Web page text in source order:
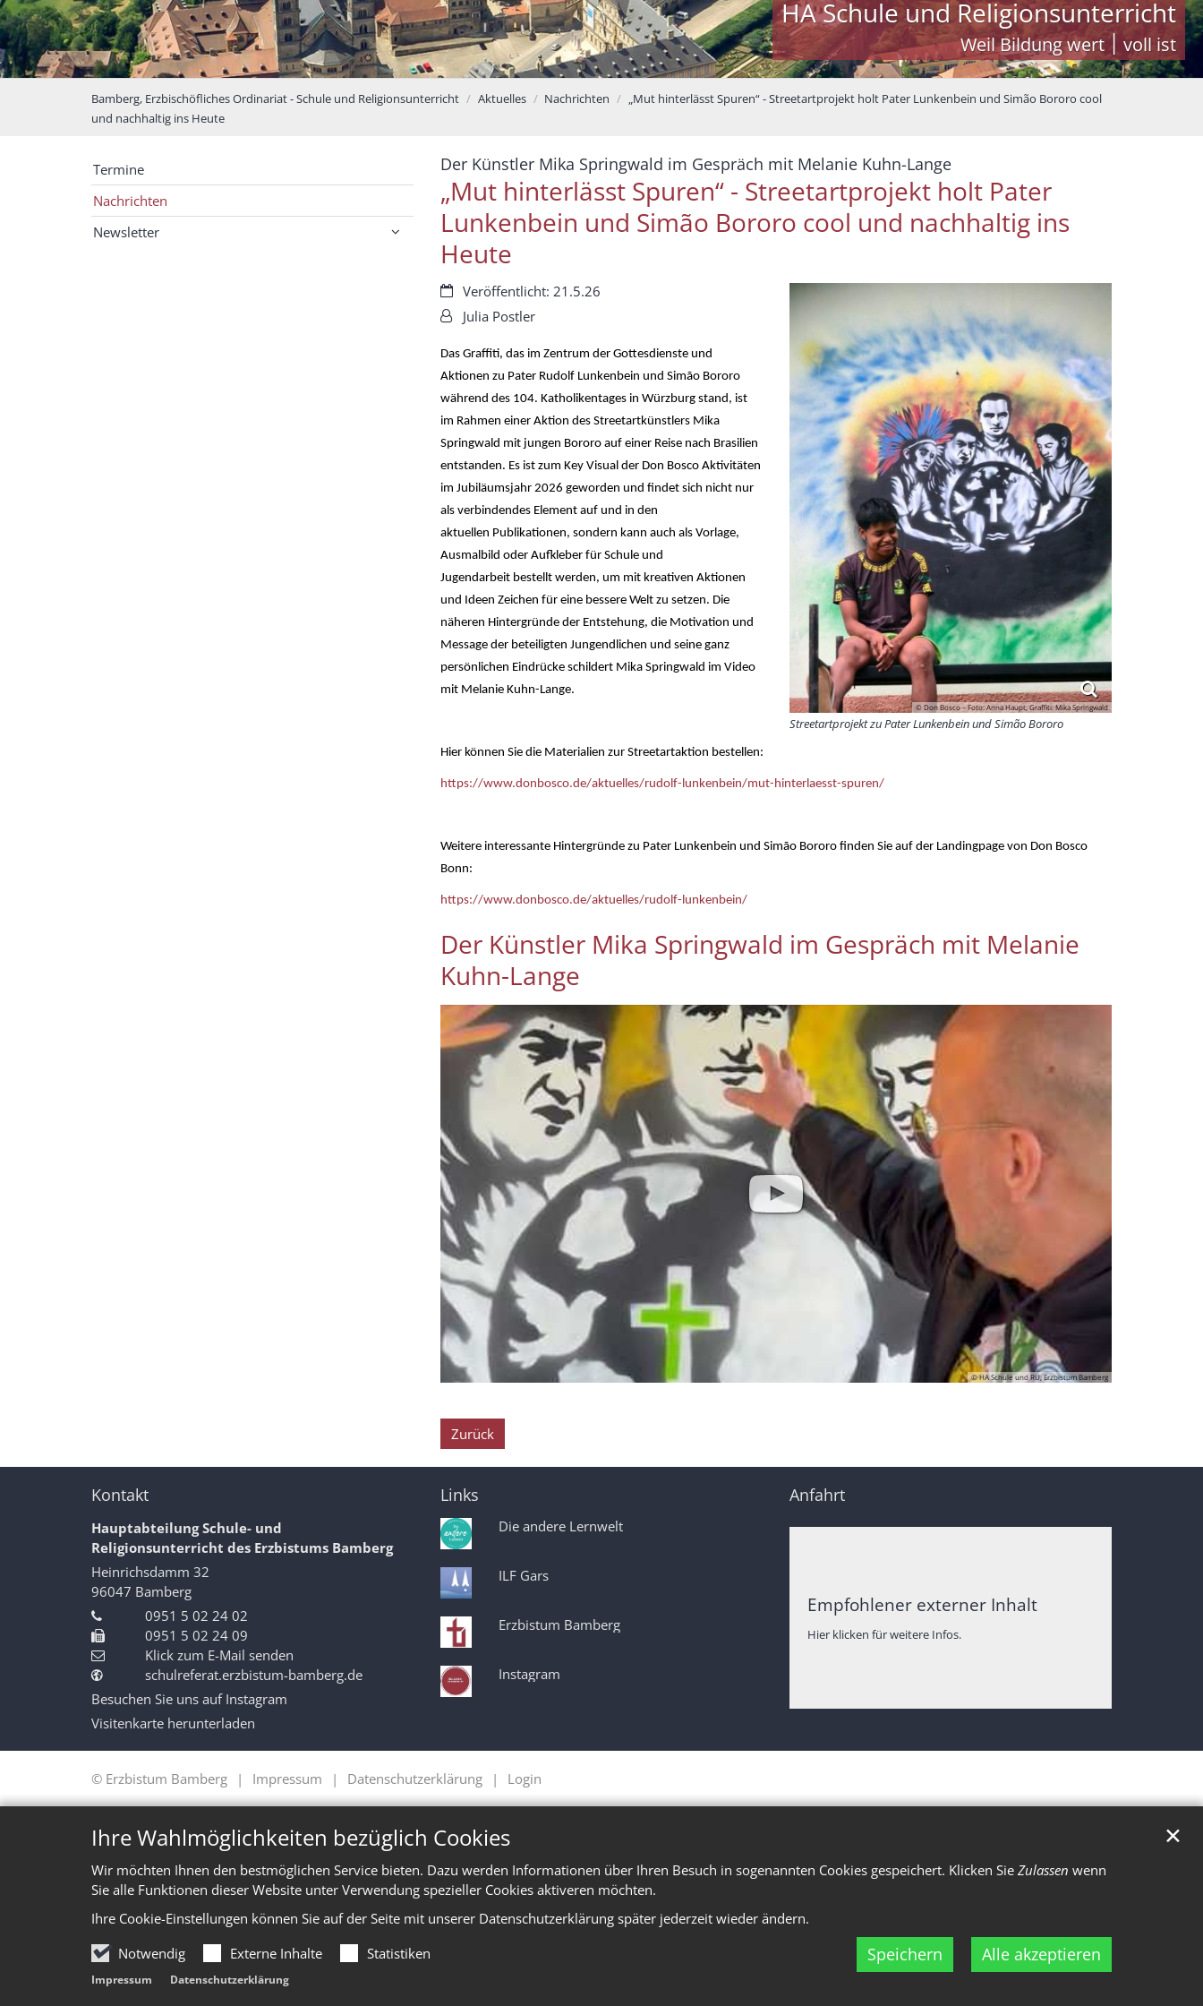
Ihre Wahlmöglichkeiten bezüglich Cookies
Wir möchten Ihnen den bestmöglichen Service bieten. Dazu werden Informationen über Ihren Besuch in sogenannten Cookies gespeichert. Klicken Sie Zulassen wenn
Sie alle Funktionen dieser Website unter Verwendung spezieller Cookies aktiveren möchten.
Ihre Cookie-Einstellungen können Sie auf der Seite mit unserer Datenschutzerklärung später jederzeit wieder ändern.
Notwendig
Externe Inhalte Statistiken Speichern Alle akzeptieren
✕
Impressum Datenschutzerklärung
HA Schule und Religionsunterricht
Weil Bildung wert ׀ voll ist
Bamberg, Erzbischöfliches Ordinariat - Schule und Religionsunterricht Aktuelles Nachrichten
„Mut hinterlässt Spuren“ - Streetartprojekt holt Pater Lunkenbein und Simão Bororo cool
und nachhaltig ins Heute
Der Künstler Mika Springwald im Gespräch mit Melanie Kuhn-Lange:
„Mut hinterlässt Spuren“ - Streetartprojekt holt Pater
Lunkenbein und Simão Bororo cool und nachhaltig ins
Heute
© Don Bosco – Foto: Anna Haupt, Graffiti: Mika Springwald
Streetartprojekt zu Pater Lunkenbein und Simão Bororo
Datum:Veröffentlicht: 21.5.26
Von:Julia Postler
Das Graffiti, das im Zentrum der Gottesdienste und
Aktionen zu Pater Rudolf Lunkenbein und Simão Bororo
während des 104. Katholikentages in Würzburg stand, ist
im Rahmen einer Aktion des Streetartkünstlers Mika
Springwald mit jungen Bororo auf einer Reise nach Brasilien
entstanden. Es ist zum Key Visual der Don Bosco Aktivitäten
im Jubiläumsjahr 2026 geworden und findet sich nicht nur
als verbindendes Element auf und in den
aktuellen Publikationen, sondern kann auch als Vorlage,
Ausmalbild oder Aufkleber für Schule und
Jugendarbeit bestellt werden, um mit kreativen Aktionen
und Ideen Zeichen für eine bessere Welt zu setzen. Die
näheren Hintergründe der Entstehung, die Motivation und
Message der beteiligten Jungendlichen und seine ganz
persönlichen Eindrücke schildert Mika Springwald im Video
mit Melanie Kuhn-Lange.
Hier können Sie die Materialien zur Streetartaktion bestellen:
https://www.donbosco.de/aktuelles/rudolf-lunkenbein/mut-hinterlaesst-spuren/
Weitere interessante Hintergründe zu Pater Lunkenbein und Simão Bororo finden Sie auf der Landingpage von Don Bosco
Bonn:
https://www.donbosco.de/aktuelles/rudolf-lunkenbein/
Der Künstler Mika Springwald im Gespräch mit Melanie
Kuhn-Lange
© HA Schule und RU, Erzbistum Bamberg
Zurück
Termine
Nachrichten
Newsletter
Kontakt
Hauptabteilung Schule- und
Religionsunterricht des Erzbistums Bamberg
Heinrichsdamm 32
96047 Bamberg
0951 5 02 24 02
0951 5 02 24 09
Klick zum E-Mail senden
schulreferat.erzbistum-bamberg.de
Besuchen Sie uns auf Instagram
Visitenkarte herunterladen
Links
Die andere Lernwelt
ILF Gars
Erzbistum Bamberg
Instagram
Anfahrt
Empfohlener externer Inhalt
Hier klicken für weitere Infos.
© Erzbistum Bamberg Impressum Datenschutzerklärung Login